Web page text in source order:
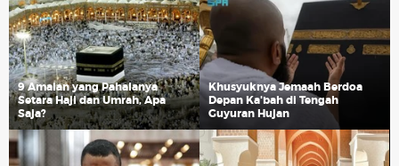
9 Amalan yang Pahalanya
Setara Haji dan Umrah, Apa
Saja?
Khusyuknya Jemaah Berdoa
Depan Ka'bah di Tengah
Guyuran Hujan